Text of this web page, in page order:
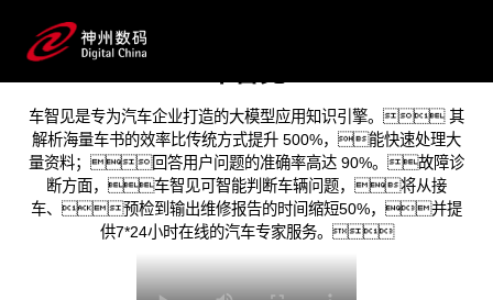
态，多维度的用户洞察。围绕对话智能展开的专
业、高效、全面、聚焦的行业垂类大模
景，推动以用户为中心的全链路、全生命
周期的线索和售后服务智能升级。
预约专家咨询
车智见是专为汽车企业打造的大模型应用知识引擎。 其
解析海量车书的效率比传统方式提升 500%，能快速处理大
量资料；回答用户问题的准确率高达 90%。故障诊
断方面，车智见可智能判断车辆问题，将从接
车、预检到输出维修报告的时间缩短50%，并提
供7*24小时在线的汽车专家服务。